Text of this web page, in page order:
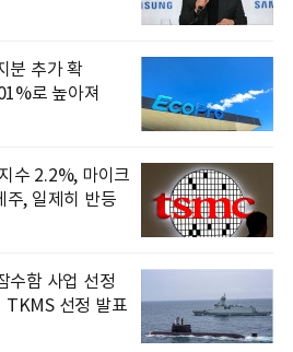
분 추가 확
로 높아져
수 2.2%, 마이크
주, 일제히 반등
수함 사업 선정
TKMS 선정 발표